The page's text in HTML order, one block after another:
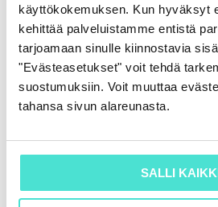
käyttökokemuksen. Kun hyväksyt
kehittää palveluistamme entistä
tarjoamaan sinulle kiinnostavia
"Evästeasetukset" voit tehdä
suostumuksiin. Voit muuttaa
tahansa sivun alareunasta.
SALLI
Pe 25.9.2026 klo 9.00-16.00 |
erityiskysymyksiä (etä- ja
Kevään ja syksyn
jälkeen osaaminen